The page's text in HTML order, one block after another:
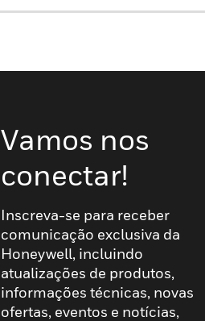
Vamos nos
conectar!
Inscreva-se para receber
comunicação exclusiva da
Honeywell, incluindo
atualizações de produtos,
informações técnicas, novas
ofertas, eventos e notícias,